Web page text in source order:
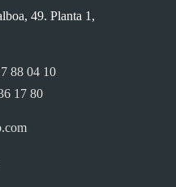
49. Planta 1,
88 04 10
17 80